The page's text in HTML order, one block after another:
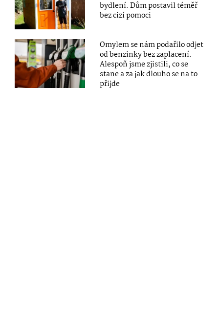
bydlení. Dům postavil téměř
bez cizí pomoci
Omylem se nám podařilo odjet
od benzinky bez zaplacení.
Alespoň jsme zjistili, co se
stane a za jak dlouho se na to
přijde